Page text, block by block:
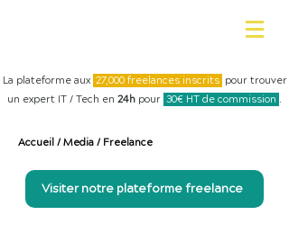
La plateforme aux 27,000 freelances inscrits pour trouver
un expert IT / Tech en 24h pour 30€ HT de commission .
Accueil / Media / Freelance
Visiter notre plateforme freelance